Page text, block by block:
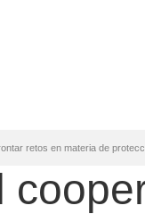
retos en materia de